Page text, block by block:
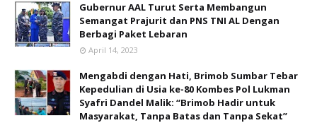
Gubernur AAL Turut Serta Membangun
Semangat Prajurit dan PNS TNI AL Dengan
Berbagi Paket Lebaran
April 14, 2023
Mengabdi dengan Hati, Brimob Sumbar Tebar
Kepedulian di Usia ke-80 Kombes Pol Lukman
Syafri Dandel Malik: “Brimob Hadir untuk
Masyarakat, Tanpa Batas dan Tanpa Sekat”